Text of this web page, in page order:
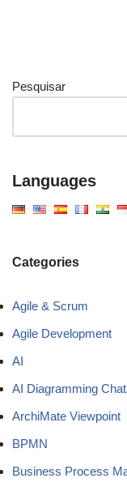
Pesquisar
Languages
Categories
Agile & Scrum
Agile Development
AI
AI Diagramming
ArchiMate Viewpoint
BPMN
Business Process